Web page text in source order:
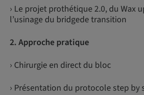
› Le projet prothétique 2.0, du Wax
l’usinage du bridgede transition
2. Approche pratique
› Chirurgie en direct du bloc
› Présentation du protocole step by